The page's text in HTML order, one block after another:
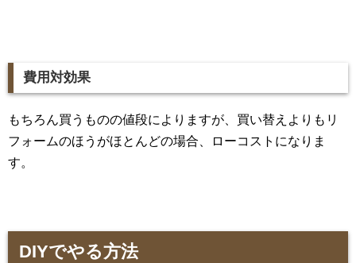
費用対効果
もちろん買うものの値段によりますが、買い替えよりもリ
フォームのほうがほとんどの場合、ローコストになりま
す。
DIYでやる方法